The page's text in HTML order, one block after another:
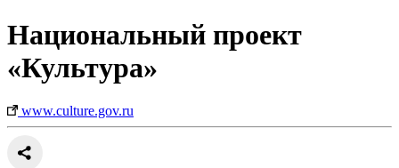
Национальный проект
«Культура»
www.culture.gov.ru